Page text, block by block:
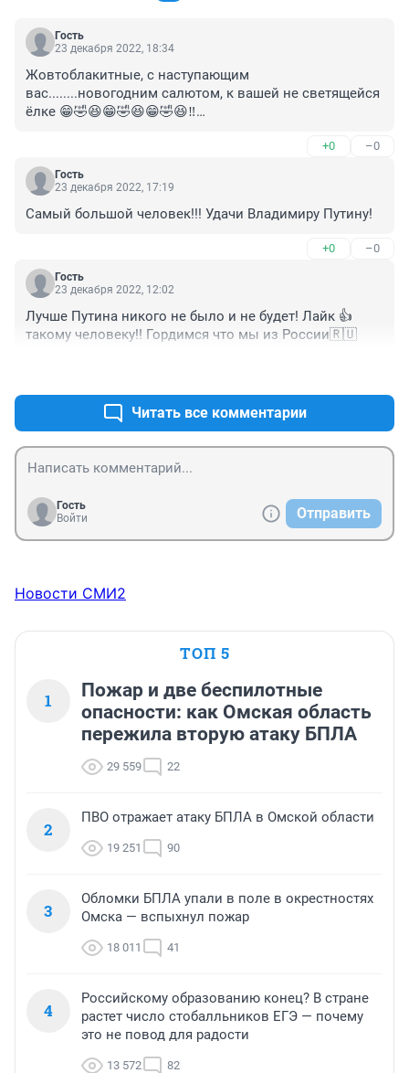
Гость
23 декабря 2022, 18:34
Жовтоблакитные, с наступающим
вас........новогодним салютом, к вашей не светящейся
ёлке 😁🤣😆😁🤣😆😁🤣😆‼️
+0 –0
Гость
23 декабря 2022, 17:19
Самый большой человек!!! Удачи Владимиру Путину!
+0 –0
Гость
23 декабря 2022, 12:02
Лучше Путина никого не было и не будет! Лайк 👍
такому человеку!! Гордимся что мы из России🇷🇺
Читать все комментарии
Гость
Войти
Отправить
Новости СМИ2
ТОП 5
1
Пожар и две беспилотные
опасности: как Омская область
пережила вторую атаку БПЛА
29 559 22
2
ПВО отражает атаку БПЛА в Омской области
19 251 90
3
Обломки БПЛА упали в поле в окрестностях
Омска — вспыхнул пожар
18 011 41
4
Российскому образованию конец? В стране
растет число стобалльников ЕГЭ — почему
это не повод для радости
13 572 82